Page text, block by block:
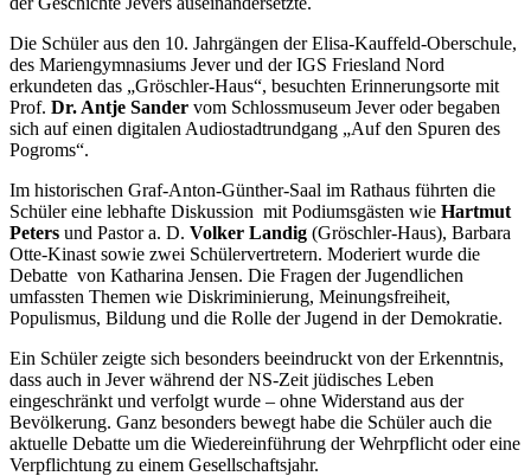
Die Schüler aus den 10. Jahrgängen der Elisa-Kauffeld-Oberschule,
des Mariengymnasiums Jever und der IGS Friesland Nord
erkundeten das „Gröschler-Haus“, besuchten Erinnerungsorte mit
Prof. Dr. Antje Sander vom Schlossmuseum Jever oder begaben
sich auf einen digitalen Audiostadtrundgang „Auf den Spuren des
Pogroms“.
Im historischen Graf-Anton-Günther-Saal im Rathaus führten die
Schüler eine lebhafte Diskussion mit Podiumsgästen wie Hartmut
Peters und Pastor a. D. Volker Landig (Gröschler-Haus), Barbara
Otte-Kinast sowie zwei Schülervertretern. Moderiert wurde die
Debatte von Katharina Jensen. Die Fragen der Jugendlichen
umfassten Themen wie Diskriminierung, Meinungsfreiheit,
Populismus, Bildung und die Rolle der Jugend in der Demokratie.
Ein Schüler zeigte sich besonders beeindruckt von der Erkenntnis,
dass auch in Jever während der NS-Zeit jüdisches Leben
eingeschränkt und verfolgt wurde – ohne Widerstand aus der
Bevölkerung. Ganz besonders bewegt habe die Schüler auch die
aktuelle Debatte um die Wiedereinführung der Wehrpflicht oder eine
Verpflichtung zu einem Gesellschaftsjahr.